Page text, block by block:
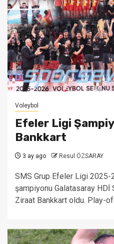
Voleybol
Efeler Ligi
Bankkart
3 ay ago Resul ÖZSARAY
SMS Grup Efeler Ligi
şampiyonu Galatasaray HDİ
Ziraat Bankkart oldu. Play-